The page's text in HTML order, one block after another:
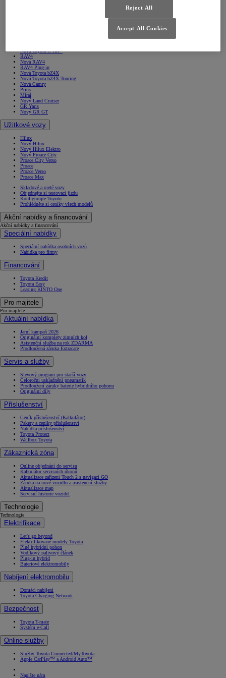
Nová Toyota C-HR+
RAV4
Nová RAV4
RAV4 Plug-in
Nová Toyota bZ4X
Nová Toyota bZ4X Touring
Nová Camry
Prius
Mirai
Nový Land Cruiser
GR Yaris
Nový GR GT
Užitkové vozy
Hilux
Nový Hilux
Nový Hilux Elektro
Nový Proace City
Proace City Verso
Proace
Proace Verso
Proace Max
Skladové a ojeté vozy
Objednejte si testovací jízdu
Konfigurujte Toyotu
Prohlédněte si ceníky všech modelů
Akční nabídky a financování
Akční nabídky a financování
Speciální nabídky
Speciální nabídka osobních vozů
Nabídka pro firmy
Financování
Toyota Kredit
Toyota Easy
Leasing KINTO One
Pro majitele
Pro majitele
Aktuální nabídka
Jarní kampaň 2026
Originální komplety zimních kol
Asistenční služba na rok ZDARMA
Prodloužená záruka Extracare
Servis a služby
Slevový program pro starší vozy
Celoroční uskladnění pneumatik
Prodloužení záruky baterie hybridního pohonu
Originální díly
Příslušenství
Ceník příslušenství (Kalkulátor)
Pakety a ceníky příslušenství
Nabídka příslušenství
Toyota Protect
Wallbox Toyota
Zákaznická zóna
Online objednání do servisu
Kalkulátor servisních úkonů
Aktualizace zařízení Touch 2 s navigací GO
Záruka na nové vozidlo a asistenční služby
Aktualizace map
Servisní historie vozidel
Technologie
Technologie
Elektrifikace
Let's go beyond
Elektrifikované modely Toyota
Plně hybridní pohon
Vodíkový palivový článek
Plug-in hybrid
Bateriové elektromobily
Nabíjení elektromobilu
Domácí nabíjení
Toyota Charging Network
Bezpečnost
Toyota T-mate
Systém e-Call
Online služby
Služby Toyota Connected/MyToyota
Apple CarPlay™ a Android Auto™
Napište nám
Reject All
Accept All Cookies